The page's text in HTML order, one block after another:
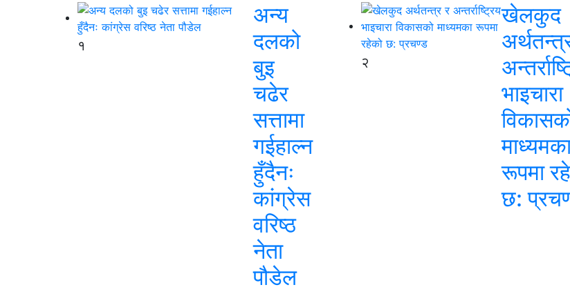
१
अन्य
दलको
बुइ
चढेर
सत्तामा
गईहाल्न
हुँदैनः
कांग्रेस
वरिष्ठ
नेता
पौडेल
२
खेलकुद
भाइचारा
रूपमा
छ: